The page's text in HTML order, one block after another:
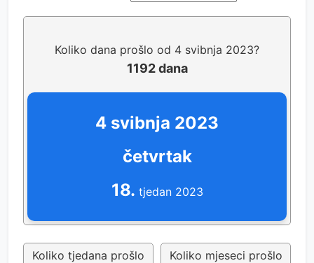
Koliko dana prošlo od 4 svibnja 2023?
1192 dana
4 svibnja 2023
četvrtak
18. tjedan 2023
Koliko tjedana prošlo
Koliko mjeseci prošlo